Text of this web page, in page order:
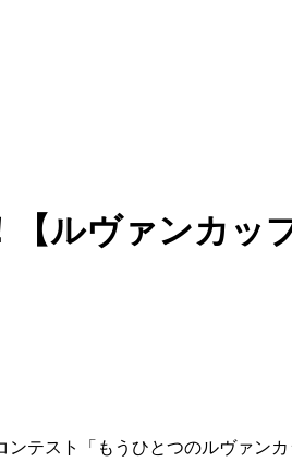
ルヴァンカップ
テスト「もうひとつのルヴァンカ